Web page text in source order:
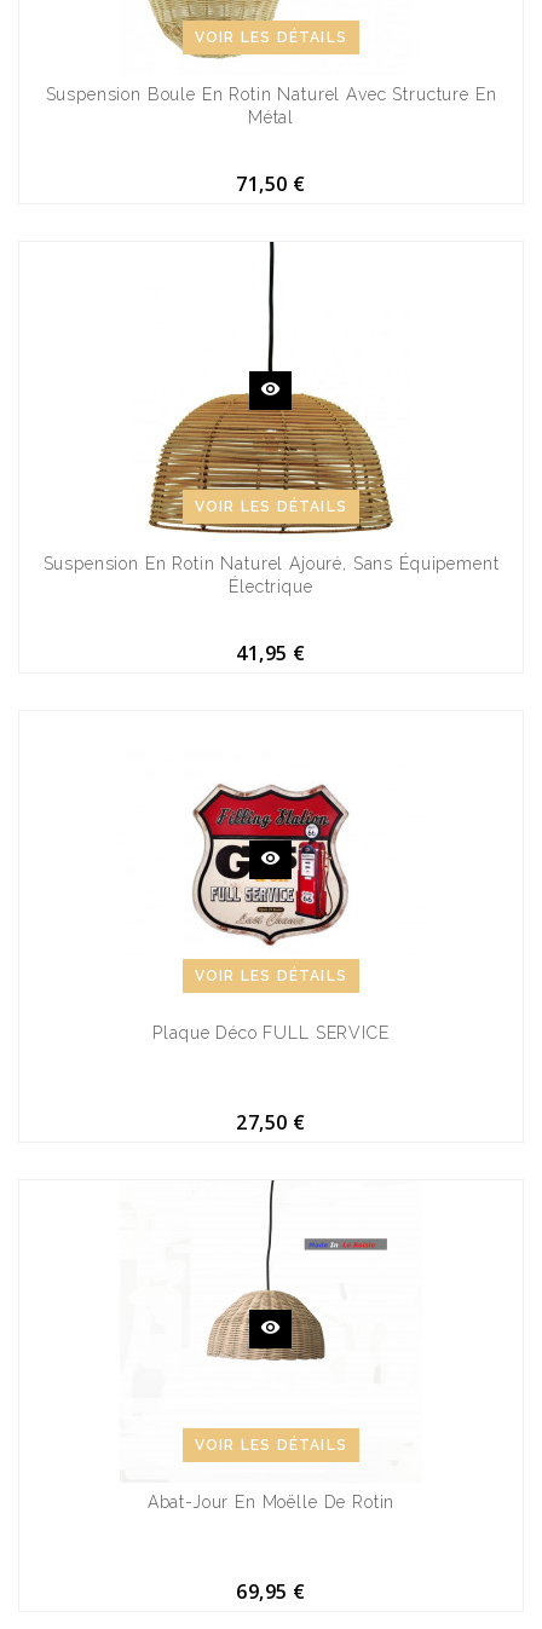
VOIR LES DÉTAILS
Suspension Boule En Rotin Naturel Avec Structure En
Métal
71,50 €
VOIR LES DÉTAILS
Suspension En Rotin Naturel Ajouré, Sans Équipement
Électrique
41,95 €
VOIR LES DÉTAILS
Plaque Déco FULL SERVICE
27,50 €
VOIR LES DÉTAILS
Abat-Jour En Moëlle De Rotin
69,95 €